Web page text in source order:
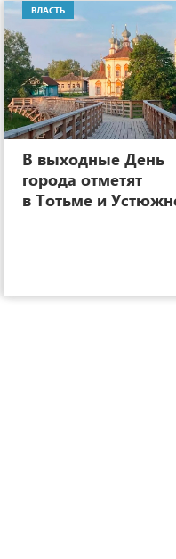
ВЛАСТЬ
В выходные День
города отметят
в Тотьме и